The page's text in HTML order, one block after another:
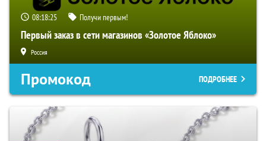
08:18:24 Получи первым!
Первый заказ в сети магазинов «Золотое Яблоко»
Россия
Промокод ПОДРОБНЕЕ